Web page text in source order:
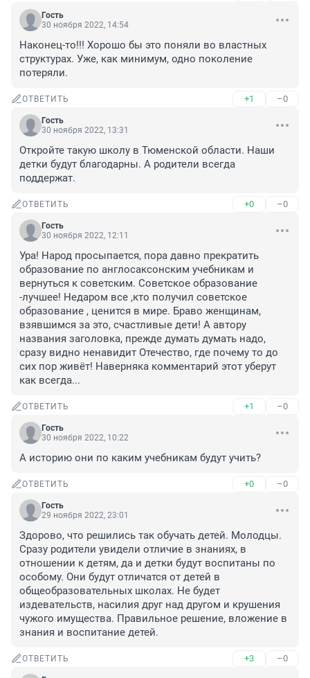
Гость
30 ноября 2022, 14:54
Наконец-то!!! Хорошо бы это поняли во властных
структурах. Уже, как минимум, одно поколение
потеряли.
ОТВЕТИТЬ +1 –0
Гость
30 ноября 2022, 13:31
Откройте такую школу в Тюменской области. Наши
детки будут благодарны. А родители всегда
поддержат.
ОТВЕТИТЬ +0 –0
Гость
30 ноября 2022, 12:11
Ура! Народ просыпается, пора давно прекратить
образование по англосаксонским учебникам и
вернуться к советским. Советское образование
-лучшее! Недаром все ,кто получил советское
образование , ценится в мире. Браво женщинам,
взявшимся за это, счастливые дети! А автору
названия заголовка, прежде думать думать надо,
сразу видно ненавидит Отечество, где почему то до
сих пор живёт! Наверняка комментарий этот уберут
как всегда...
ОТВЕТИТЬ +1 –0
Гость
30 ноября 2022, 10:22
А историю они по каким учебникам будут учить?
ОТВЕТИТЬ +0 –0
Гость
29 ноября 2022, 23:01
Здорово, что решились так обучать детей. Молодцы.
Сразу родители увидели отличие в знаниях, в
отношении к детям, да и детки будут воспитаны по
особому. Они будут отличатся от детей в
общеобразовательных школах. Не будет
издевательств, насилия друг над другом и крушения
чужого имущества. Правильное решение, вложение в
знания и воспитание детей.
ОТВЕТИТЬ +3 –0